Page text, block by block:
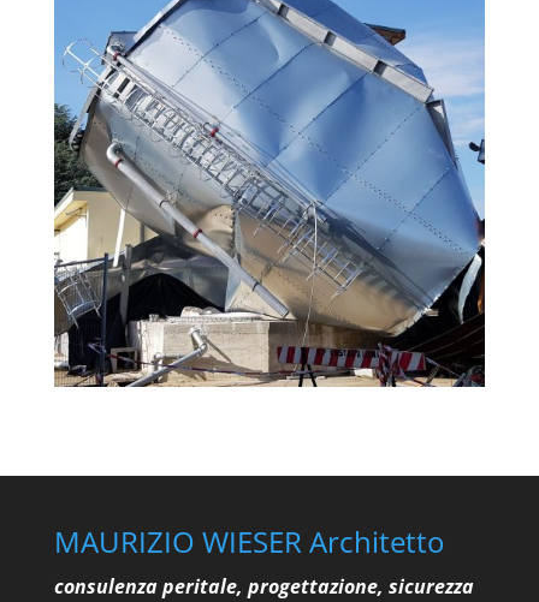
MAURIZIO WIESER Architetto
consulenza peritale, progettazione, sicurezza